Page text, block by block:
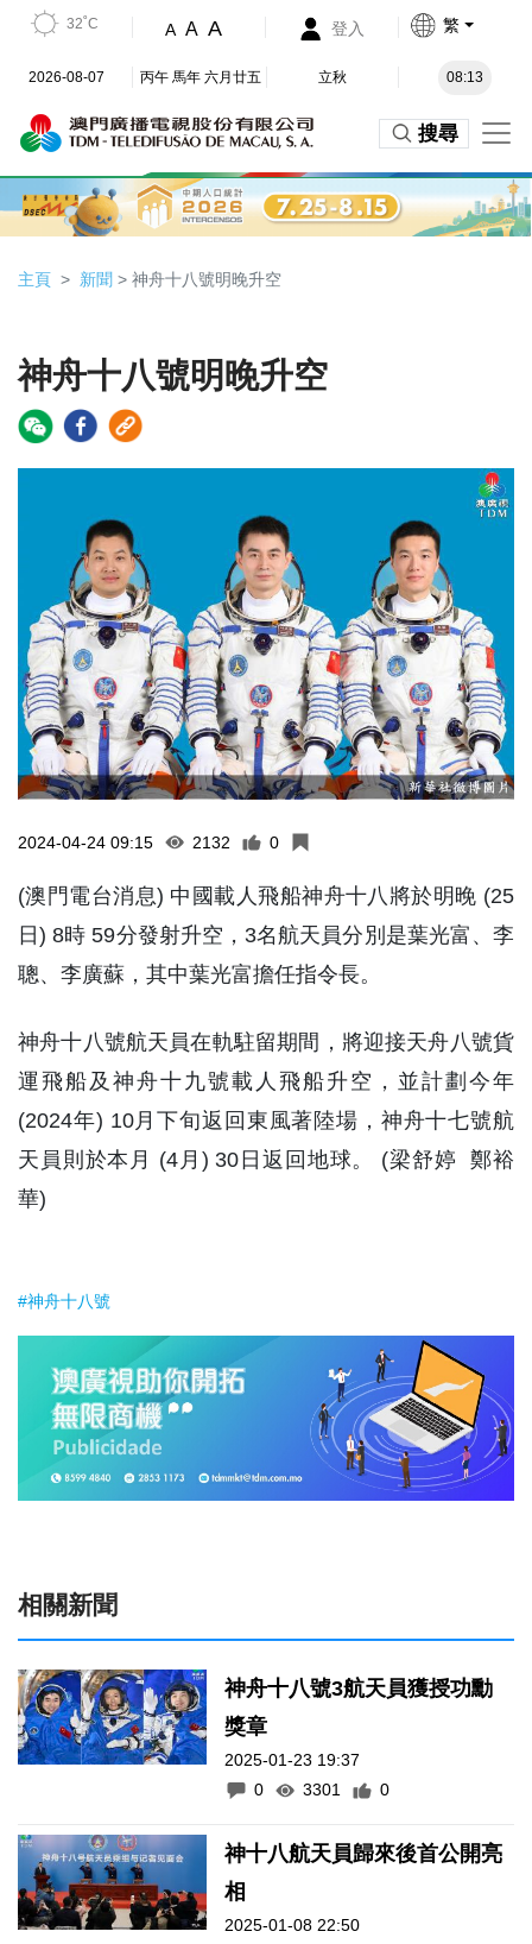
32˚C A A A 登入 繁
2026-08-07 丙午 馬年 六月廿五 立秋 08:13
搜尋
主頁 新聞 > 神舟十八號明晚升空
神舟十八號明晚升空
2024-04-24 09:15 2132 0
(澳門電台消息) 中國載人飛船神舟十八將於明晚 (25
日) 8時 59分發射升空，3名航天員分別是葉光富、李
聰、李廣蘇，其中葉光富擔任指令長。
神舟十八號航天員在軌駐留期間，將迎接天舟八號貨
運飛船及神舟十九號載人飛船升空，並計劃今年
(2024年) 10月下旬返回東風著陸場，神舟十七號航
天員則於本月 (4月) 30日返回地球。 (梁舒婷 鄭裕
華)
#神舟十八號
相關新聞
神舟十八號3航天員獲授功勳
獎章
2025-01-23 19:37
0
3301 0
神十八航天員歸來後首公開亮
相
2025-01-08 22:50